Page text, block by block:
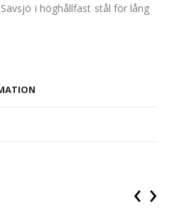
i höghållfast stål för lång
‹ ›